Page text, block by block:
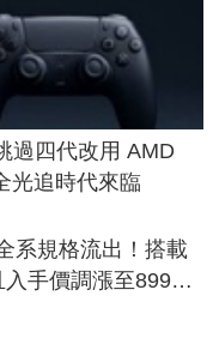
過四代改用 AMD
光追時代來臨
系規格流出！搭載
手價調漲至899美